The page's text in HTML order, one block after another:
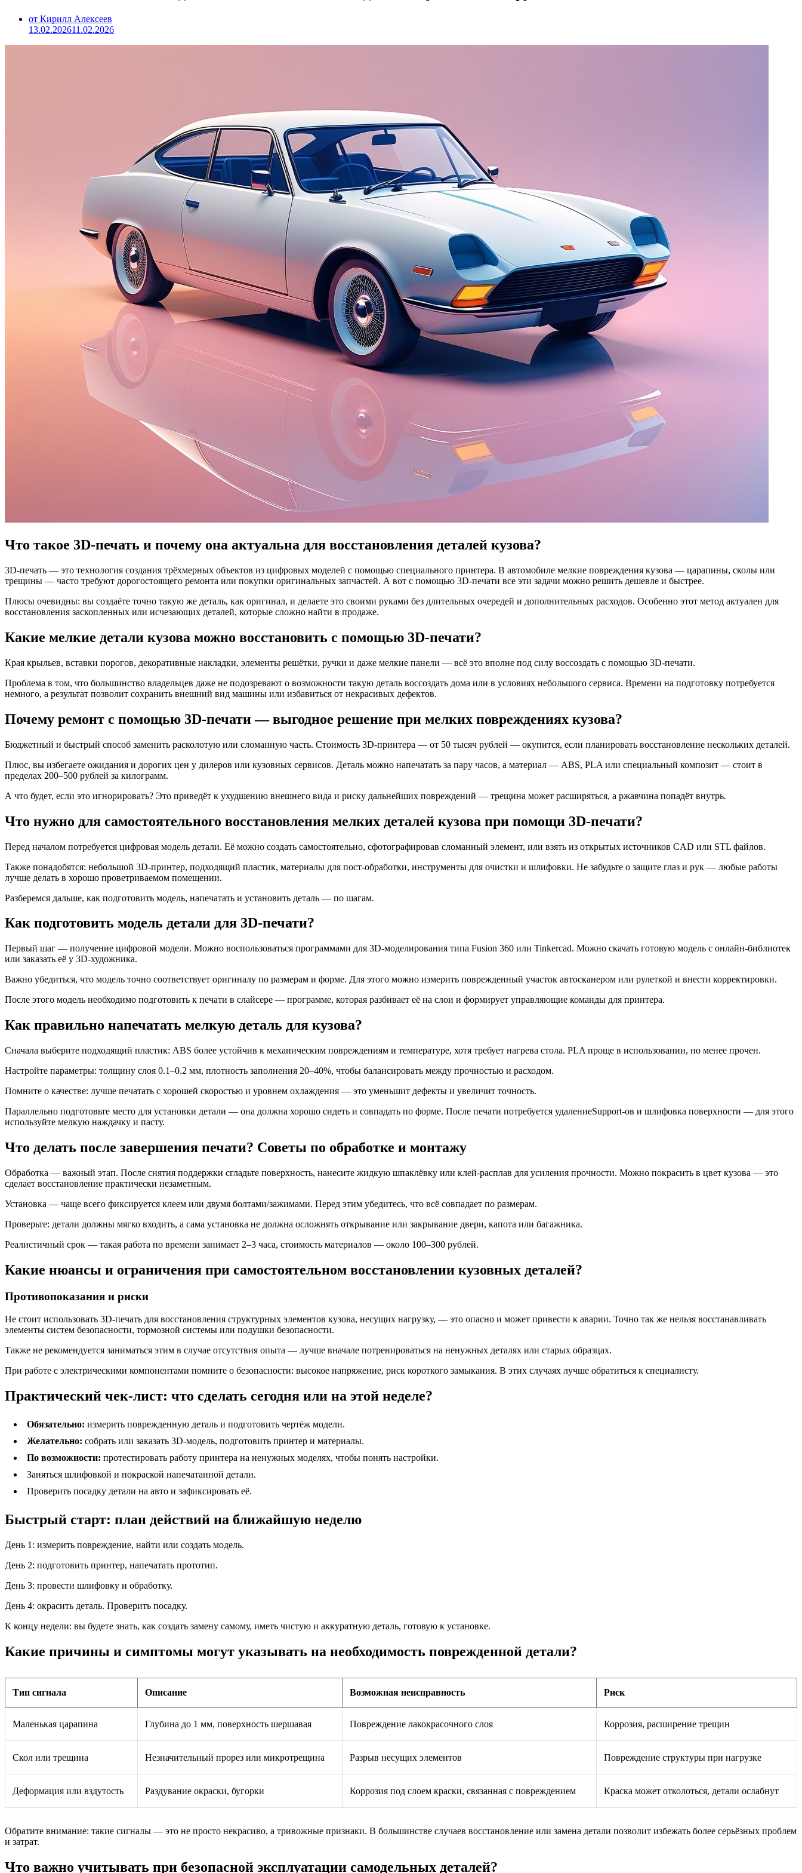
от Кирилл Алексеев
13.02.202611.02.2026
Что такое 3D-печать и почему она актуальна для восстановления деталей кузова?
3D-печать — это технология создания трёхмерных объектов из цифровых моделей с помощью специального принтера. В автомобиле мелкие повреждения кузова — царапины, сколы или
трещины — часто требуют дорогостоящего ремонта или покупки оригинальных запчастей. А вот с помощью 3D-печати все эти задачи можно решить дешевле и быстрее.
Плюсы очевидны: вы создаёте точно такую же деталь, как оригинал, и делаете это своими руками без длительных очередей и дополнительных расходов. Особенно этот метод актуален для
восстановления заскопленных или исчезающих деталей, которые сложно найти в продаже.
Какие мелкие детали кузова можно восстановить с помощью 3D-печати?
Края крыльев, вставки порогов, декоративные накладки, элементы решётки, ручки и даже мелкие панели — всё это вполне под силу воссоздать с помощью 3D-печати.
Проблема в том, что большинство владельцев даже не подозревают о возможности такую деталь воссоздать дома или в условиях небольшого сервиса. Времени на подготовку потребуется
немного, а результат позволит сохранить внешний вид машины или избавиться от некрасивых дефектов.
Почему ремонт с помощью 3D-печати — выгодное решение при мелких повреждениях кузова?
Бюджетный и быстрый способ заменить расколотую или сломанную часть. Стоимость 3D-принтера — от 50 тысяч рублей — окупится, если планировать восстановление нескольких деталей.
Плюс, вы избегаете ожидания и дорогих цен у дилеров или кузовных сервисов. Деталь можно напечатать за пару часов, а материал — ABS, PLA или специальный композит — стоит в
пределах 200–500 рублей за килограмм.
А что будет, если это игнорировать? Это приведёт к ухудшению внешнего вида и риску дальнейших повреждений — трещина может расширяться, а ржавчина попадёт внутрь.
Что нужно для самостоятельного восстановления мелких деталей кузова при помощи 3D-печати?
Перед началом потребуется цифровая модель детали. Её можно создать самостоятельно, сфотографировав сломанный элемент, или взять из открытых источников CAD или STL файлов.
Также понадобятся: небольшой 3D-принтер, подходящий пластик, материалы для пост-обработки, инструменты для очистки и шлифовки. Не забудьте о защите глаз и рук — любые работы
лучше делать в хорошо проветриваемом помещении.
Разберемся дальше, как подготовить модель, напечатать и установить деталь — по шагам.
Как подготовить модель детали для 3D-печати?
Первый шаг — получение цифровой модели. Можно воспользоваться программами для 3D-моделирования типа Fusion 360 или Tinkercad. Можно скачать готовую модель с онлайн-библиотек
или заказать её у 3D-художника.
Важно убедиться, что модель точно соответствует оригиналу по размерам и форме. Для этого можно измерить поврежденный участок автосканером или рулеткой и внести корректировки.
После этого модель необходимо подготовить к печати в слайсере — программе, которая разбивает её на слои и формирует управляющие команды для принтера.
Как правильно напечатать мелкую деталь для кузова?
Сначала выберите подходящий пластик: ABS более устойчив к механическим повреждениям и температуре, хотя требует нагрева стола. PLA проще в использовании, но менее прочен.
Настройте параметры: толщину слоя 0.1–0.2 мм, плотность заполнения 20–40%, чтобы балансировать между прочностью и расходом.
Помните о качестве: лучше печатать с хорошей скоростью и уровнем охлаждения — это уменьшит дефекты и увеличит точность.
Параллельно подготовьте место для установки детали — она должна хорошо сидеть и совпадать по форме. После печати потребуется удалениеSupport-ов и шлифовка поверхности — для этого
используйте мелкую наждачку и пасту.
Что делать после завершения печати? Советы по обработке и монтажу
Обработка — важный этап. После снятия поддержки сгладьте поверхность, нанесите жидкую шпаклёвку или клей-расплав для усиления прочности. Можно покрасить в цвет кузова — это
сделает восстановление практически незаметным.
Установка — чаще всего фиксируется клеем или двумя болтами/зажимами. Перед этим убедитесь, что всё совпадает по размерам.
Проверьте: детали должны мягко входить, а сама установка не должна осложнять открывание или закрывание двери, капота или багажника.
Реалистичный срок — такая работа по времени занимает 2–3 часа, стоимость материалов — около 100–300 рублей.
Какие нюансы и ограничения при самостоятельном восстановлении кузовных деталей?
Противопоказания и риски
Не стоит использовать 3D-печать для восстановления структурных элементов кузова, несущих нагрузку, — это опасно и может привести к аварии. Точно так же нельзя восстанавливать
элементы систем безопасности, тормозной системы или подушки безопасности.
Также не рекомендуется заниматься этим в случае отсутствия опыта — лучше вначале потренироваться на ненужных деталях или старых образцах.
При работе с электрическими компонентами помните о безопасности: высокое напряжение, риск короткого замыкания. В этих случаях лучше обратиться к специалисту.
Практический чек-лист: что сделать сегодня или на этой неделе?
Обязательно: измерить поврежденную деталь и подготовить чертёж модели.
Желательно: собрать или заказать 3D-модель, подготовить принтер и материалы.
По возможности: протестировать работу принтера на ненужных моделях, чтобы понять настройки.
Заняться шлифовкой и покраской напечатанной детали.
Проверить посадку детали на авто и зафиксировать её.
Быстрый старт: план действий на ближайшую неделю
День 1: измерить повреждение, найти или создать модель.
День 2: подготовить принтер, напечатать прототип.
День 3: провести шлифовку и обработку.
День 4: окрасить деталь. Проверить посадку.
К концу недели: вы будете знать, как создать замену самому, иметь чистую и аккуратную деталь, готовую к установке.
Какие причины и симптомы могут указывать на необходимость поврежденной детали?
Тип сигнала Описание Возможная неисправность Риск
Маленькая царапина Глубина до 1 мм, поверхность шершавая Повреждение лакокрасочного слоя Коррозия, расширение трещин
Скол или трещина Незначительный прорез или микротрещина Разрыв несущих элементов Повреждение структуры при нагрузке
Деформация или вздутость Раздувание окраски, бугорки Коррозия под слоем краски, связанная с повреждением Краска может отколоться, детали ослабнут
Обратите внимание: такие сигналы — это не просто некрасиво, а тривожные признаки. В большинстве случаев восстановление или замена детали позволит избежать более серьёзных проблем
и затрат.
Что важно учитывать при безопасной эксплуатации самодельных деталей?